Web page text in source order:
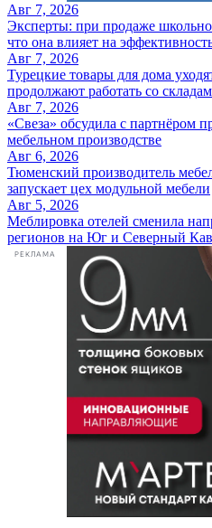
Авг 7, 2026
Эксперты: при продаже
что она влияет на
Авг 7, 2026
Турецкие товары для дома
продолжают работать со
Авг 7, 2026
«Свеза» обсудила с партнёром
мебельном производстве
Авг 6, 2026
Тюменский производитель
запускает цех модульной мебели
Авг 5, 2026
Меблировка отелей сменила
регионов на Юг и Северный
РЕКЛАМА